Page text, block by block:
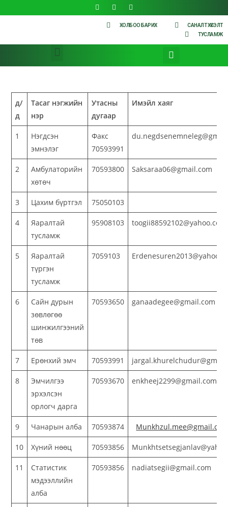
ХОЛБОО БАРИХ
САНАЛТ ХҮСЭЛТ
ТУСЛАМЖ
д/
д
Тасаг нэгжийн
нэр
Утасны
дугаар
Имэйл хаяг
1
Нэгдсэн
эмнэлэг
Факс
70593991
2
Амбулаторийн
хөтөч
70593800 Saksaraa06@gmail.com
3 Цахим бүртгэл 75050103
4
Яаралтай
тусламж
95908103 toogii88592102@yahoo.com
5
Яаралтай
түргэн
тусламж
7059103
6
Сайн дурын
зөвлөгөө
шинжилгээний
төв
70593650 ganaadegee@gmail.com
7 Ерөнхий эмч 70593991
8
Эмчилгээ
эрхэлсэн
орлогч дарга
70593670 enkheej2299@gmail.com
9 Чанарын алба 70593874
10 Хүний нөөц 70593856
11
Статистик
мэдээллийн
алба
70593856 nadiatsegii@gmail.com